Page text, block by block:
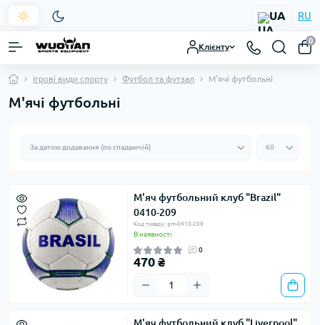
UA RU
Клієнту
0
Ігрові види спорту Футбол та футзал М'ячі футбольні
М'ячі футбольні
М'яч футбольний клуб "Brazil"
0410-209
Код товару: gm-0410-209
В наявності
0
470 ₴